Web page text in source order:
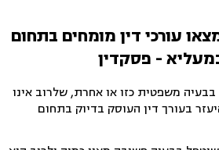
עורכי דין מומחים בתחום
- פסקדין
משפטית כזו או אחרת, שלרוב אינו
בעורך דין העוסק בדיוק בתחום